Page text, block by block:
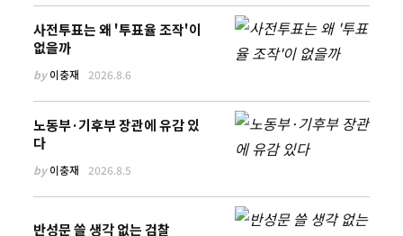
사전투표는 왜 '투표율 조작'이
없을까
by이충재 2026.8.6
노동부·기후부 장관에 유감 있
다
by이충재 2026.8.5
반성문 쓸 생각 없는 검찰